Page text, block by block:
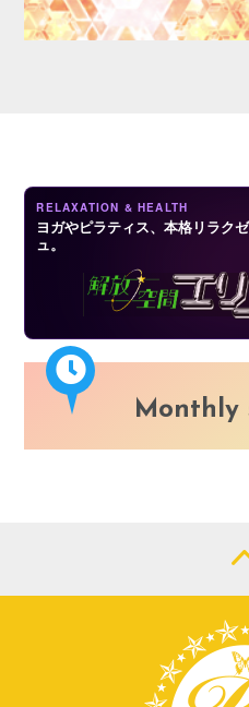
RELAXATION & HEALTH
ヨガやピラティス、本格リラク
ュ。
Monthly